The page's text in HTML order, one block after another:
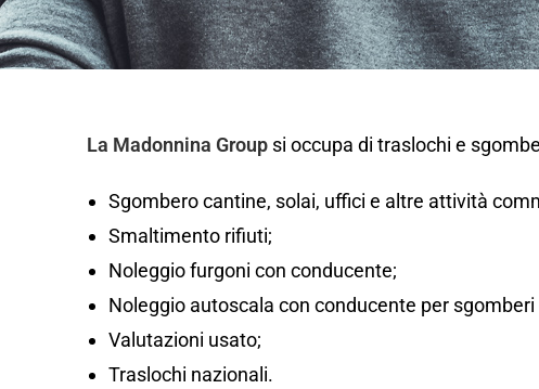
La Madonnina Group si occupa di traslochi e
Sgombero cantine, solai, uffici e altre attività
Smaltimento rifiuti;
Noleggio furgoni con conducente;
Noleggio autoscala con conducente per sgomberi
Valutazioni usato;
Traslochi nazionali.